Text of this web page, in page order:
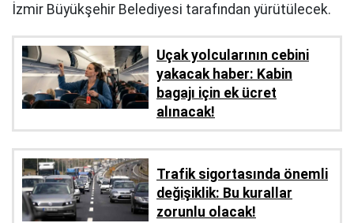
İzmir Büyükşehir Belediyesi tarafından yürütülecek.
Uçak yolcularının cebini
yakacak haber: Kabin
bagajı için ek ücret
alınacak!
Trafik sigortasında önemli
değişiklik: Bu kurallar
zorunlu olacak!